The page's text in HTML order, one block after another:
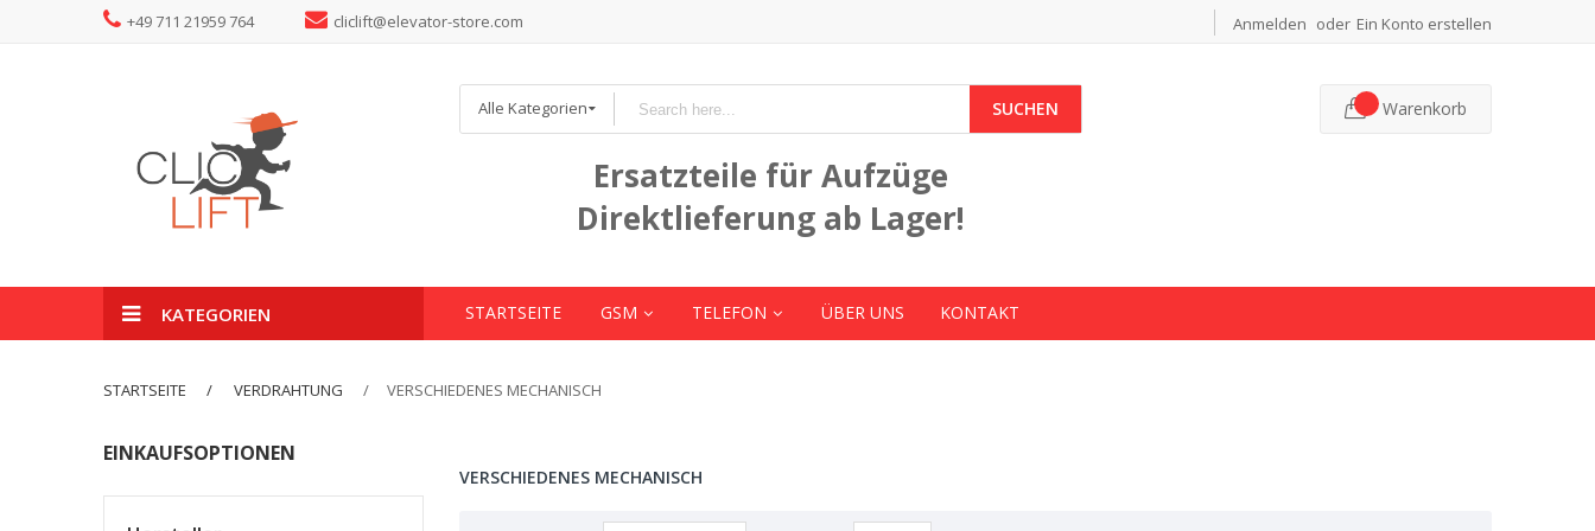
+49 711 21959 764 cliclift@elevator-store.com Anmelden Ein Konto erstellen
Alle Kategorien SUCHEN
Ersatzteile für Aufzüge
Direktlieferung ab Lager!
Warenkorb
KATEGORIEN STARTSEITE GSM TELEFON ÜBER UNS KONTAKT
STARTSEITE VERDRAHTUNG VERSCHIEDENES MECHANISCH
VERSCHIEDENES MECHANISCH
EINKAUFSOPTIONEN